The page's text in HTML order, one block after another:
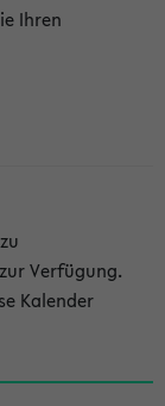
Ihren
Verfügung.
Kalender